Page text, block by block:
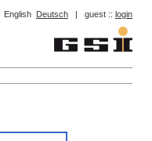
English Deutsch | guest :: login